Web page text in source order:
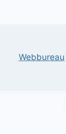
Webbureau